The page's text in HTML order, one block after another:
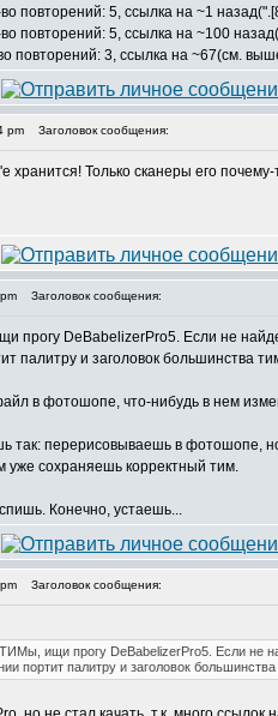
повторений: 5, ссылка на ~1
повторений: 5, ссылка на ~100
повторений: 3, ссылка на ~67(см.
pm Заголовок сообщения:
Только сканеры его
Заголовок сообщения:
прогу DeBabelizerPro5. Если не
палитру и заголовок большинства
в фотошопе, что-нибудь в нем
так: перерисовываешь в
уже сохраняешь корректный тим.
Конечно, устаешь...
Заголовок сообщения:
ищи прогу DeBabelizerPro5. Если не
портит палитру и заголовок большинства